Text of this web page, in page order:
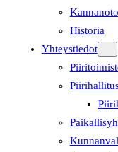
Historia
Yhteystiedot